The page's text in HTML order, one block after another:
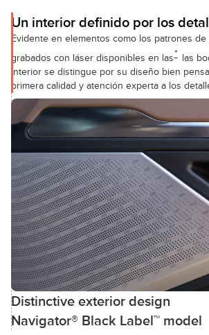
Un interior definido por los
Evidente en elementos como los patrones de
grabados con láser disponibles en las*
las
interior se distingue por su diseño bien
primera calidad y atención experta a los
Distinctive exterior design
Navigator® Black Label™ model